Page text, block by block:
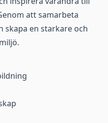
att samarbeta
skapa en starkare och